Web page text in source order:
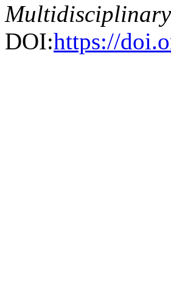
Multidisciplinary
DOI:https://